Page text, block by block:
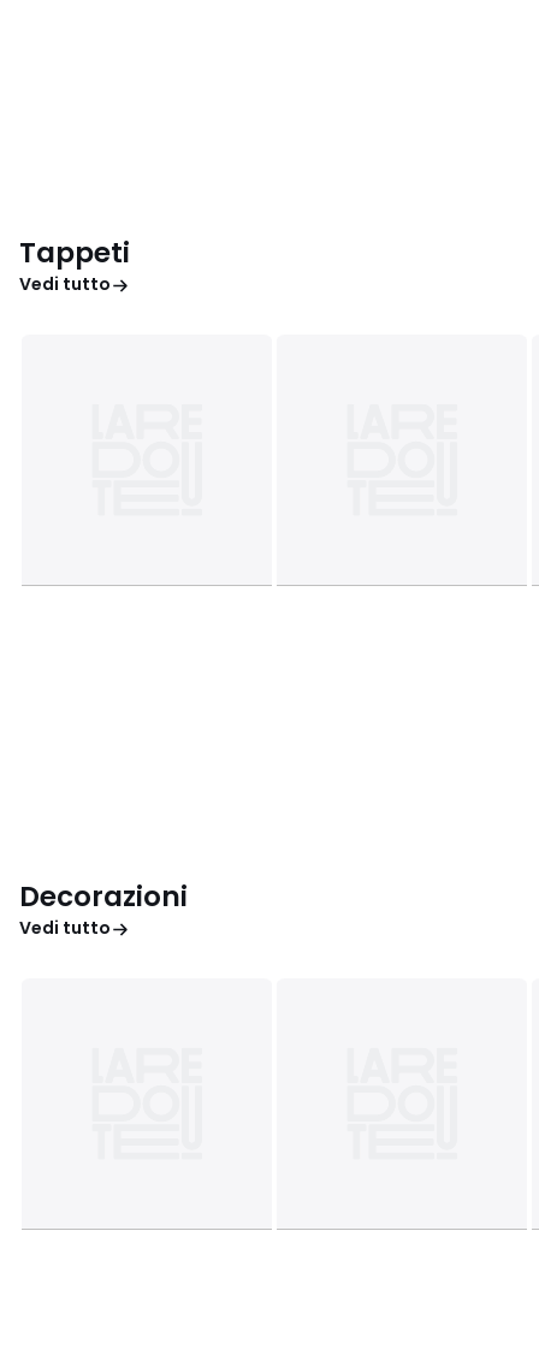
Tappeti
Vedi tutto
Decorazioni
Vedi tutto